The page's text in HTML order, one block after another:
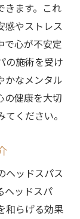
きます。これ
感やストレス
で心が不安定
の施術を受け
かなメンタル
の健康を大切
ください。
ヘッドスパス
ヘッドスパ
和らげる効果